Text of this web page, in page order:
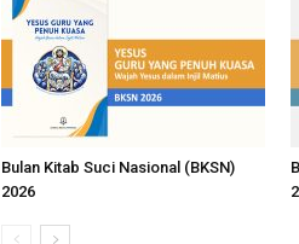
Bulan Kitab Suci Nasional (BKSN)
2026